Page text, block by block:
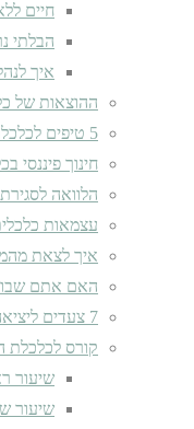
חיים
הבלתי
איך
ההוצאות של
5 טיפים לכלכלת המשפחה
חינוך פיננסי
הלוואה
עצמאות
איך לצאת
האם אתם
7 צעדים ליציאה מהמינוס וניהול פיננסי חכם לזוגות נשואים
קורס לכלכלת
שיעור
שיעור